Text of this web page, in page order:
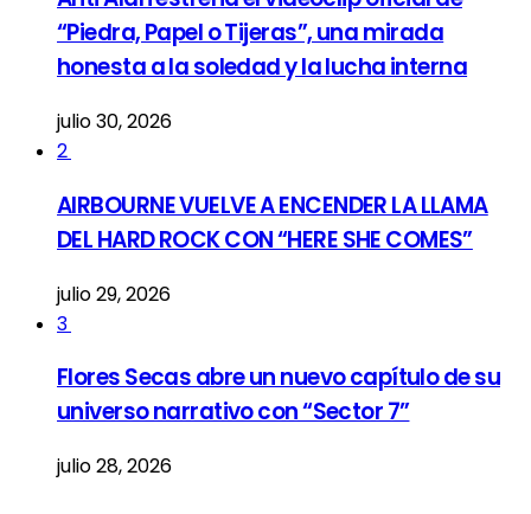
“Piedra, Papel o Tijeras”, una mirada
honesta a la soledad y la lucha interna
julio 30, 2026
2
AIRBOURNE VUELVE A ENCENDER LA LLAMA
DEL HARD ROCK CON “HERE SHE COMES”
julio 29, 2026
3
Flores Secas abre un nuevo capítulo de su
universo narrativo con “Sector 7”
julio 28, 2026